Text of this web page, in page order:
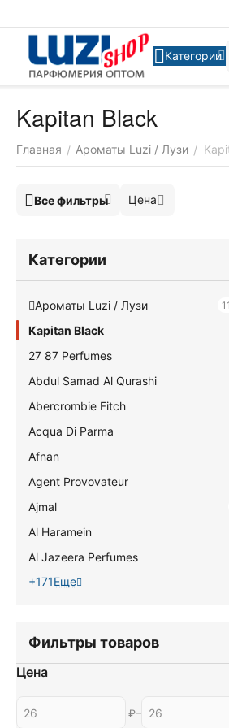
Категории
Kapitan Black
Главная / Ароматы Luzi / Лузи /
Все фильтры Цена
Категории
Ароматы Luzi / Лузи
Kapitan Black
27 87 Perfumes
Abdul Samad Al Qurashi
Abercrombie Fitch
Acqua Di Parma
Afnan
Agent Provovateur
Ajmal
Al Haramein
Al Jazeera Perfumes
+171Еще
Фильтры товаров
Цена
₽–